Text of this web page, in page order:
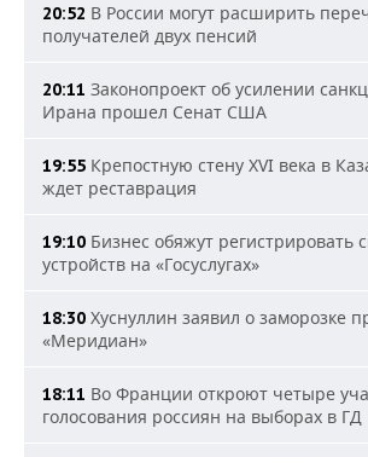
20:52 В России могут расширить
получателей двух пенсий
20:11 Законопроект об усилении
Ирана прошел Сенат США
19:55 Крепостную стену XVI века в
ждет реставрация
19:10 Бизнес обяжут регистрировать
устройств на «Госуслугах»
18:30 Хуснуллин заявил о заморозке
«Меридиан»
18:11 Во Франции откроют четыре
голосования россиян на выборах в ГД